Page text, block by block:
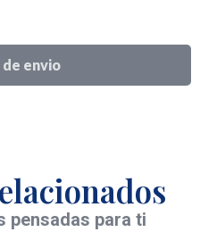
envio
pensadas para ti